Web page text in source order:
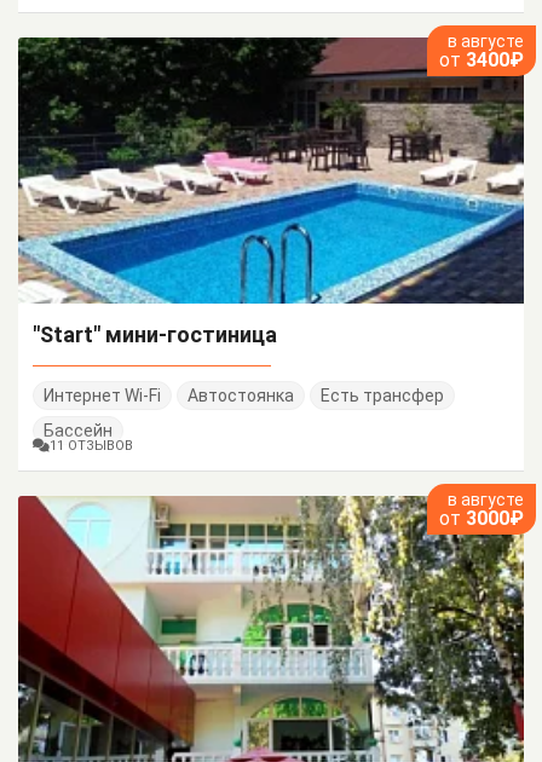
в августе
от 3400₽
"Start" мини-гостиница
Интернет Wi-Fi Автостоянка
Есть трансфер
Бассейн
11 ОТЗЫВОВ
в августе
от 3000₽